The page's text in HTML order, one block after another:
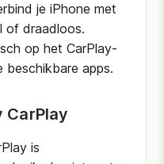
je iPhone met
of draadloos.
op het CarPlay-
beschikbare apps.
CarPlay
is